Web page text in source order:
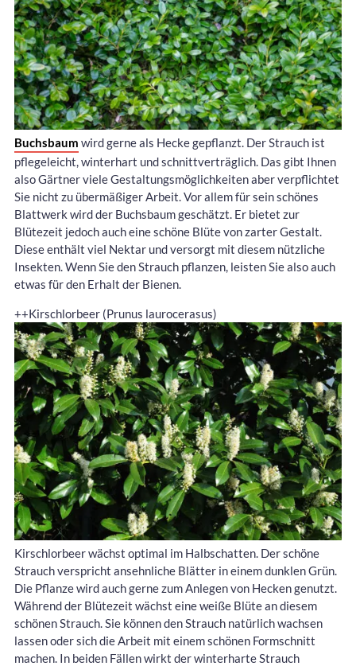
Buchsbaum wird gerne als Hecke gepflanzt. Der Strauch ist
pflegeleicht, winterhart und schnittverträglich. Das gibt Ihnen
also Gärtner viele Gestaltungsmöglichkeiten aber verpflichtet
Sie nicht zu übermäßiger Arbeit. Vor allem für sein schönes
Blattwerk wird der Buchsbaum geschätzt. Er bietet zur
Blütezeit jedoch auch eine schöne Blüte von zarter Gestalt.
Diese enthält viel Nektar und versorgt mit diesem nützliche
Insekten. Wenn Sie den Strauch pflanzen, leisten Sie also auch
etwas für den Erhalt der Bienen.
++Kirschlorbeer (Prunus laurocerasus)
Kirschlorbeer wächst optimal im Halbschatten. Der schöne
Strauch verspricht ansehnliche Blätter in einem dunklen Grün.
Die Pflanze wird auch gerne zum Anlegen von Hecken genutzt.
Während der Blütezeit wächst eine weiße Blüte an diesem
schönen Strauch. Sie können den Strauch natürlich wachsen
lassen oder sich die Arbeit mit einem schönen Formschnitt
machen. In beiden Fällen wirkt der winterharte Strauch